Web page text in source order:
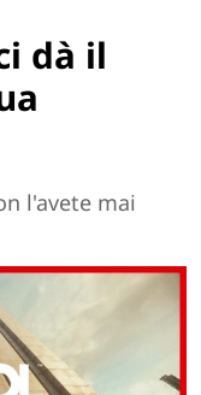
dà il
l'avete mai